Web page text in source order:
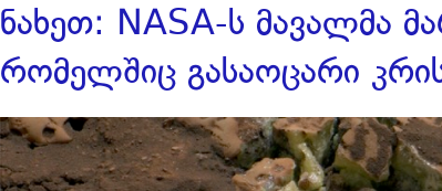
ნახეთ: NASA-ს მავალმა
რომელშიც გასაოცარი